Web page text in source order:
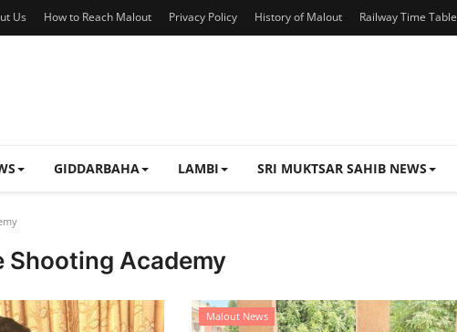
Us How to Reach Malout Privacy Policy History of Malout Railway Time Table
GIDDARBAHA LAMBI SRI MUKTSAR SAHIB NEWS
Shooting Academy
Malout News